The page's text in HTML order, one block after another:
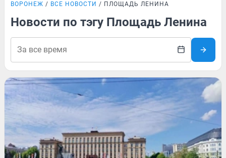
ВОРОНЕЖ ВСЕ НОВОСТИ ПЛОЩАДЬ ЛЕНИНА
Новости по тэгу Площадь Ленина